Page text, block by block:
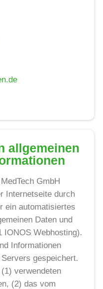
allgemeinen
GmbH
Internetseite durch
ein automatisiertes
Daten und
IONOS Webhosting).
Informationen
gespeichert.
verwendeten
(2) das vom